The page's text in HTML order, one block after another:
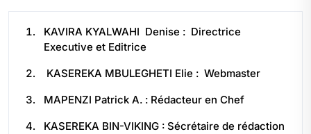
KAVIRA KYALWAHI Denise : Directrice
Executive et Editrice
KASEREKA MBULEGHETI Elie : Webmaster
MAPENZI Patrick A. : Rédacteur en Chef
KASEREKA BIN-VIKING : Sécrétaire de rédaction